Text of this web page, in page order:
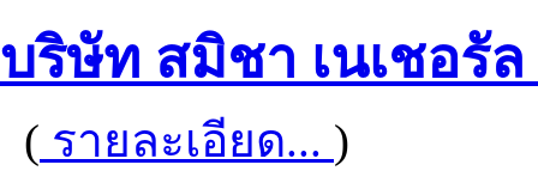
บริษัท สมิชา เนเชอรั
( รายละเอียด... )